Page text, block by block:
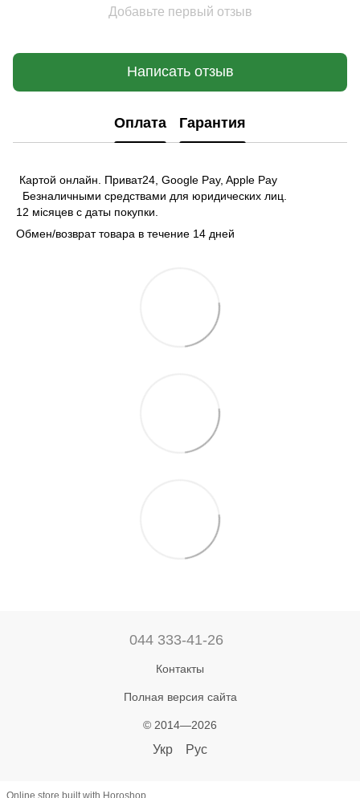
Добавьте первый отзыв
Написать отзыв
Оплата Гарантия
Картой онлайн. Приват24, Google Pay, Apple Pay
Безналичными средствами для юридических лиц.
12 місяцев с даты покупки.
Обмен/возврат товара в течение 14 дней
044 333-41-26
Контакты
Полная версия сайта
© 2014—2026
Укр Рус